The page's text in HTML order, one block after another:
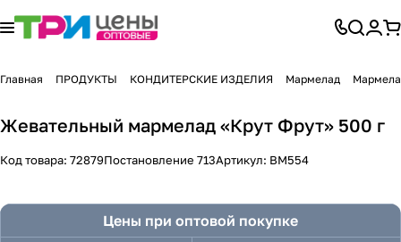
Главная ПРОДУКТЫ КОНДИТЕРСКИЕ ИЗДЕЛИЯ Мармелад
Жевательный мармелад «Крут Фрут» 500 г
Код товара: 72879Постановление 713Артикул: ВМ554
Цены при оптовой покупке